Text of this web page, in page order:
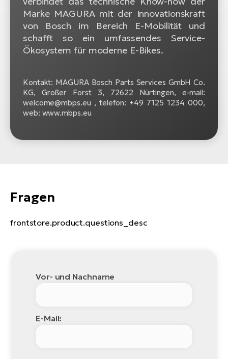
Marke MAGURA mit der Innovationskraft
von Bosch im Bereich E-Mobilität und
schafft so ein umfassendes Service-
Ökosystem für moderne E-Bikes.
Kontakt: MAGURA Bosch Parts Services GmbH Co.
KG, Großer Forst 3, 72622 Nürtingen, e-mail:
welcome@mbps.eu , telefon: +49 7125 1234 000,
web: www.mbps.eu
Fragen
frontstore.product.questions_desc
Vor- und Nachname
E-Mail: